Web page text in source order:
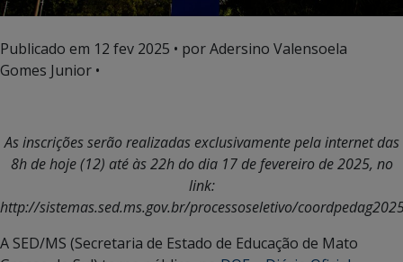
Publicado em 12 fev 2025 • por Adersino Valensoela
Gomes Junior •
As inscrições serão realizadas exclusivamente pela internet das
8h de hoje (12) até às 22h do dia 17 de fevereiro de 2025, no
link:
http://sistemas.sed.ms.gov.br/processoseletivo/
A SED/MS (Secretaria de Estado de Educação de Mato